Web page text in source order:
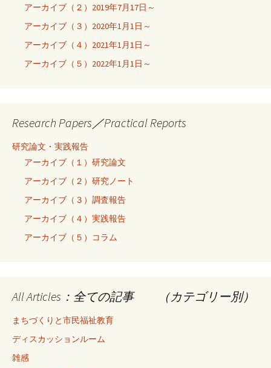
アーカイブ（２）2019年7月17日～
アーカイブ（３）2020年1月1日～
アーカイブ（４）2021年1月1日～
アーカイブ（５）2022年1月1日～
Research Papers／Practical Reports
研究論文・実践報告
アーカイブ（１）研究論文
アーカイブ（２）研究ノート
アーカイブ（３）調査報告
アーカイブ（４）実践報告
アーカイブ（５）コラム
All Articles：全ての記事 （カテゴリー別）
まちづくりと市民福祉教育
ディスカッションルーム
雑感